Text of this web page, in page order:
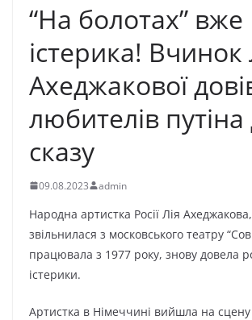
“На болотах” вже
істерика! Вчинок
Ахеджакової
любителів путіна
сказу
09.08.2023 admin
Народна артистка Росії Лія
звільнилася з московського театру
працювала з 1977 року, знову довела
істерики.
Артистка в Німеччині вийшла на сцену